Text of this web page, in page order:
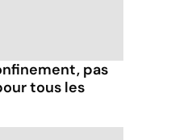
pas
tous les